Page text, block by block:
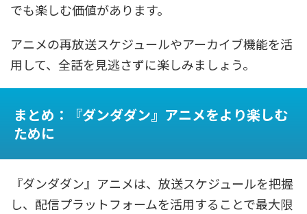
でも楽しむ価値があります。
アニメの再放送スケジュールやアーカイブ機能を活
用して、全話を見逃さずに楽しみましょう。
まとめ：『ダンダダン』アニメをより楽しむ
ために
『ダンダダン』アニメは、放送スケジュールを把握
し、配信プラットフォームを活用することで最大限